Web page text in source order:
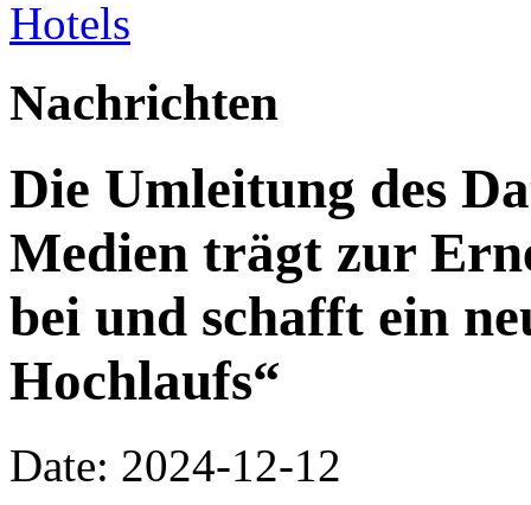
Nachrichten
Die Umleitung des
Medien trägt zur
bei und schafft ein
Hochlaufs“
Date: 2024-12-12